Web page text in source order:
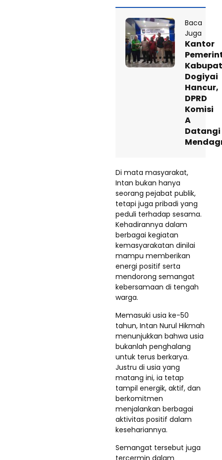
Baca
Juga
Kantor
Dogiyai
Hancur,
DPRD
Komisi
A
Datangi
Di mata masyarakat,
Intan bukan hanya
seorang pejabat publik,
tetapi juga pribadi yang
peduli terhadap sesama.
Kehadirannya dalam
berbagai kegiatan
kemasyarakatan dinilai
mampu memberikan
energi positif serta
mendorong semangat
kebersamaan di tengah
warga.
Memasuki usia ke-50
tahun, Intan Nurul Hikmah
menunjukkan bahwa usia
bukanlah penghalang
untuk terus berkarya.
Justru di usia yang
matang ini, ia tetap
tampil energik, aktif, dan
berkomitmen
menjalankan berbagai
aktivitas positif dalam
kesehariannya.
Semangat tersebut juga